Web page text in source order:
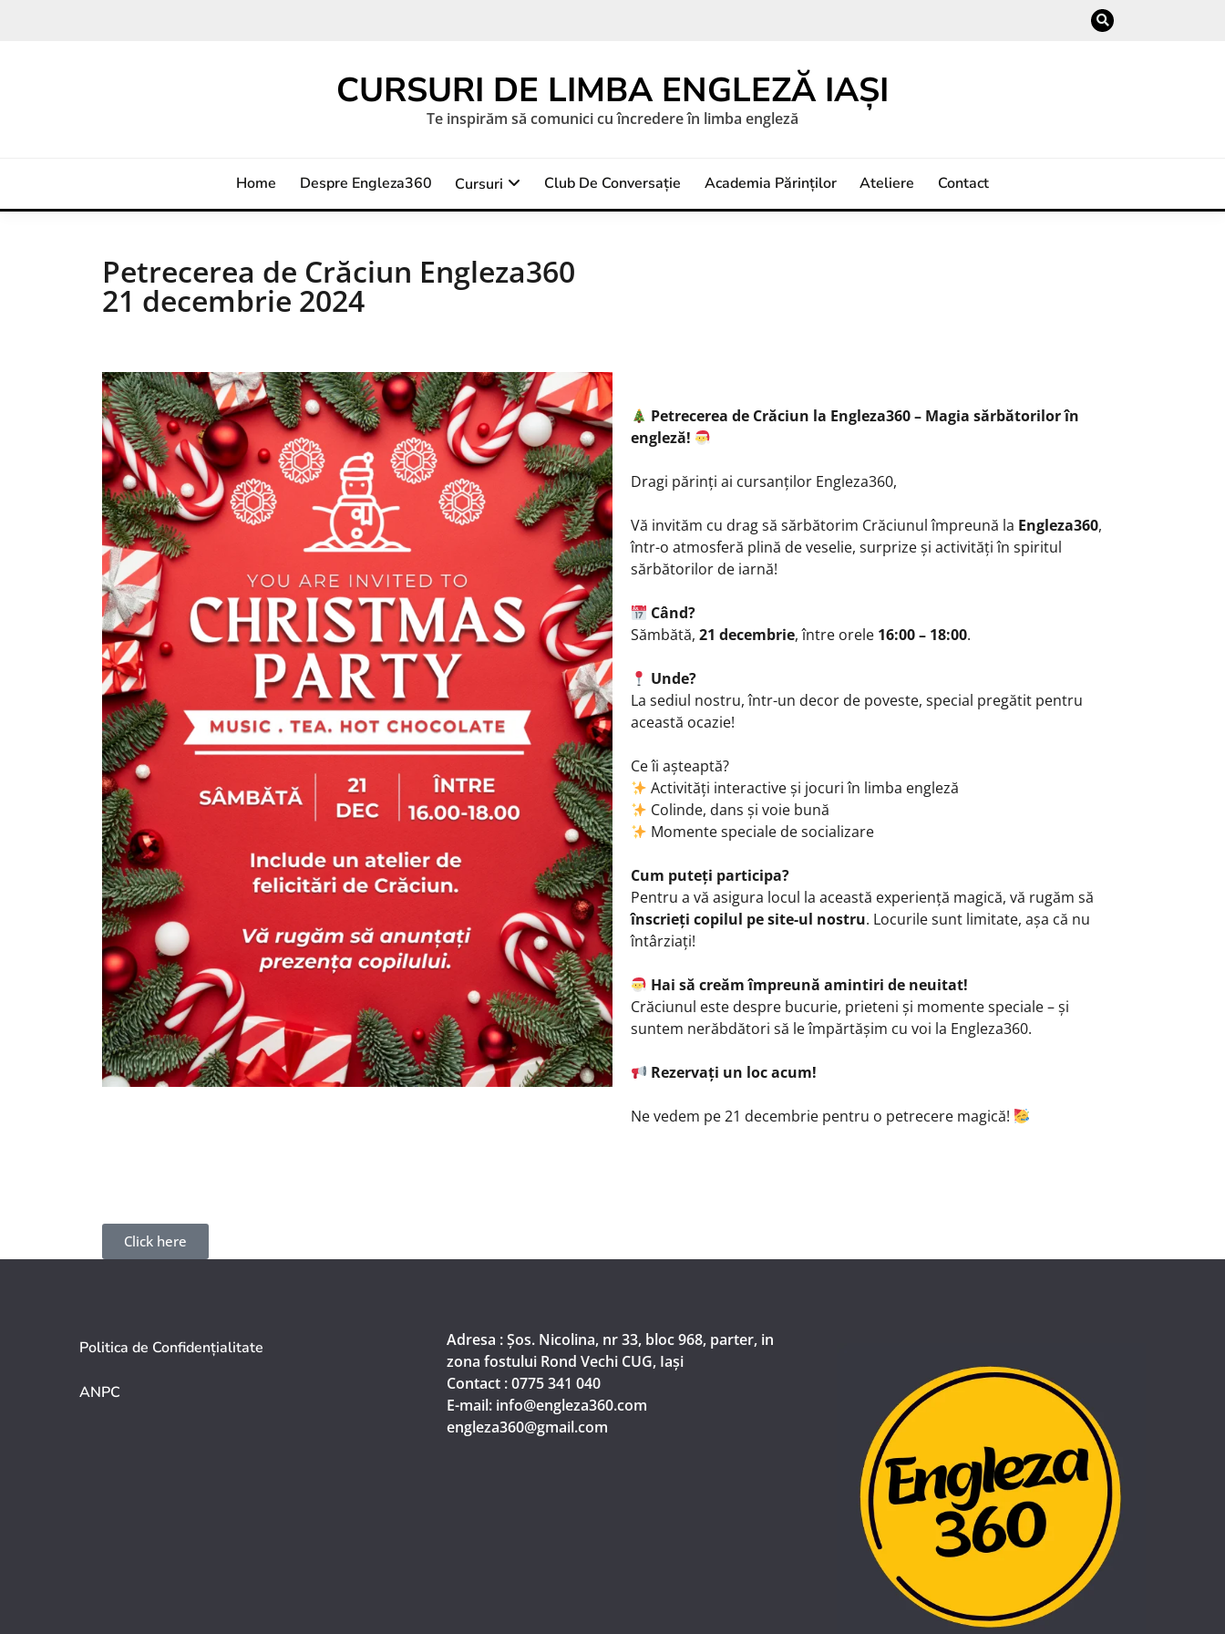
CURSURI DE LIMBA ENGLEZĂ IAȘI
Te inspirăm să comunici cu încredere în limba engleză
Home Despre Engleza360 Cursuri Club De Conversație Academia Părinților Ateliere Contact
Petrecerea de Crăciun Engleza360
21 decembrie 2024
Petrecerea de Crăciun la Engleza360 – Magia sărbătorilor în
engleză!
Dragi părinți ai cursanților Engleza360,
Vă invităm cu drag să sărbătorim Crăciunul împreună la Engleza360,
într-o atmosferă plină de veselie, surprize și activități în spiritul
sărbătorilor de iarnă!
Când?
Sămbătă, 21 decembrie, între orele 16:00 – 18:00.
Unde?
La sediul nostru, într-un decor de poveste, special pregătit pentru
această ocazie!
Ce îi așteaptă?
Activități interactive și jocuri în limba engleză
Colinde, dans și voie bună
Momente speciale de socializare
Cum puteți participa?
Pentru a vă asigura locul la această experiență magică, vă rugăm să
înscrieți copilul pe site-ul nostru. Locurile sunt limitate, așa că nu
întârziați!
Hai să creăm împreună amintiri de neuitat!
Crăciunul este despre bucurie, prieteni și momente speciale – și
suntem nerăbdători să le împărtășim cu voi la Engleza360.
Rezervați un loc acum!
Ne vedem pe 21 decembrie pentru o petrecere magică!
Click here
Politica de Confidențialitate
ANPC
Adresa : Șos. Nicolina, nr 33, bloc 968, parter, in
zona fostului Rond Vechi CUG, Iași
Contact : 0775 341 040
E-mail: info@engleza360.com​
engleza360@gmail.com​